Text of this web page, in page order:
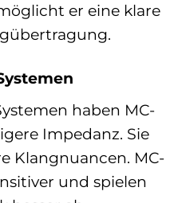
er eine klare
haben MC-
Impedanz. Sie
Klangnuancen. MC-
und spielen